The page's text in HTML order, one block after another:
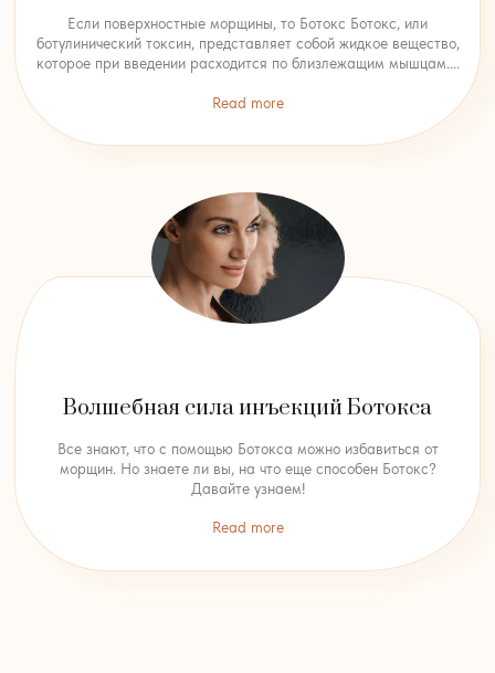
Если поверхностные морщины, то Ботокс Ботокс, или
ботулинический токсин, представляет собой жидкое вещество,
которое при введении расходится по близлежащим мышцам....
Read more
Волшебная сила инъекций Ботокса
Все знают, что с помощью Ботокса можно избавиться от
морщин. Но знаете ли вы, на что еще способен Ботокс?
Давайте узнаем!
Read more